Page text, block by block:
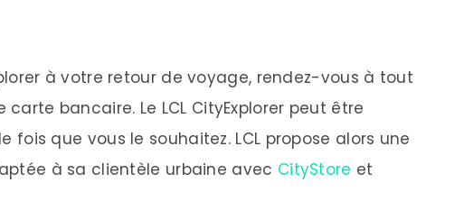
à votre retour de voyage, rendez-vous à tout
bancaire. Le LCL CityExplorer peut être
que vous le souhaitez. LCL propose alors une
à sa clientèle urbaine avec CityStore et